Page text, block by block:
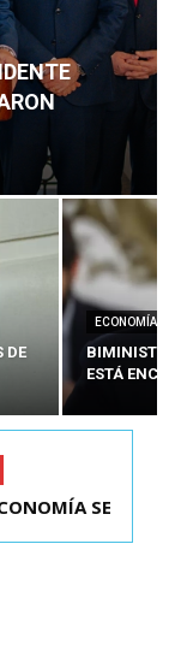
DE
ECONOMÍA
BIMINISTRO
ESTÁ
ELECTO DE
SE